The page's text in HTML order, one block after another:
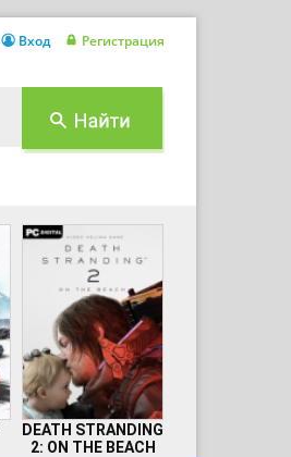
Вход Регистрация
DEATH STRANDING
2: ON THE BEACH